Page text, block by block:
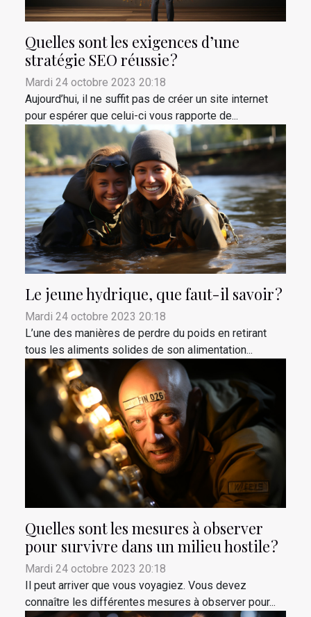
Quelles sont les exigences d’une
stratégie SEO réussie ?
Mardi 24 octobre 2023 20:18
Aujourd’hui, il ne suffit pas de créer un site internet
pour espérer que celui-ci vous rapporte de...
Le jeune hydrique, que faut-il savoir ?
Mardi 24 octobre 2023 20:18
L’une des manières de perdre du poids en retirant
tous les aliments solides de son alimentation...
Quelles sont les mesures à observer
pour survivre dans un milieu hostile ?
Mardi 24 octobre 2023 20:18
Il peut arriver que vous voyagiez. Vous devez
connaître les différentes mesures à observer pour...